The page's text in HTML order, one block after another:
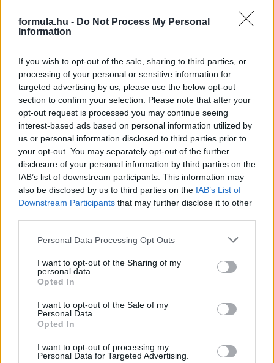
formula.hu - Do Not Process My Personal
Information
If you wish to opt-out of the sale, sharing to third parties, or
processing of your personal or sensitive information for
targeted advertising by us, please use the below opt-out
section to confirm your selection. Please note that after your
opt-out request is processed you may continue seeing
interest-based ads based on personal information utilized by
us or personal information disclosed to third parties prior to
your opt-out. You may separately opt-out of the further
disclosure of your personal information by third parties on the
IAB’s list of downstream participants. This information may
also be disclosed by us to third parties on the IAB’s List of
Downstream Participants that may further disclose it to other
Please note that this website/app uses one or more Google
not limited to your visit or usage behaviour. You may click to
grant or deny consent to Google and its third-party tags to
use your data for below specified purposes in below Google
consent section.
Personal Data Processing Opt Outs
I want to opt-out of the Sharing of my
personal data.
Opted In
I want to opt-out of the Sale of my
Personal Data.
Opted In
I want to opt-out of processing my
Personal Data for Targeted Advertising.
Kövess minket a Facebookon
Parc Fermé
1 órája
IndyCar: Palou nyert Portlandben, már 100 pont fölött az
előnye
13 órája